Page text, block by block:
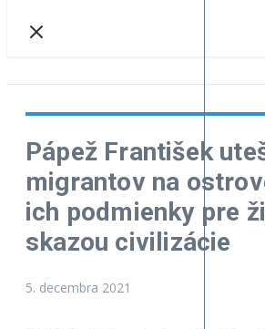
Pápež František
migrantov na
ich podmienky pre
skazou civilizácie
5. decembra 2021